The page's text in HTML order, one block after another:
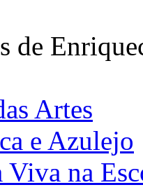
de
Artes
e Azulejo
Viva na